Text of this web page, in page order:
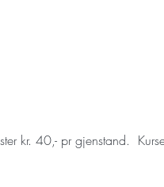
kr. 40,- pr gjenstand.